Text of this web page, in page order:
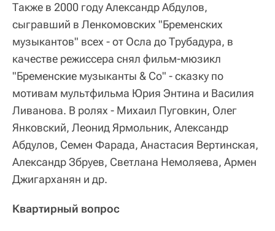
Также в 2000 году Александр Абдулов,
сыгравший в Ленкомовских "Бременских
музыкантов" всех - от Осла до Трубадура, в
качестве режиссера снял фильм-мюзикл
"Бременские музыканты & Co" - сказку по
мотивам мультфильма Юрия Энтина и Василия
Ливанова. В ролях - Михаил Пуговкин, Олег
Янковский, Леонид Ярмольник, Александр
Абдулов, Семен Фарада, Анастасия Вертинская,
Александр Збруев, Светлана Немоляева, Армен
Джигарханян и др.
Квартирный вопрос